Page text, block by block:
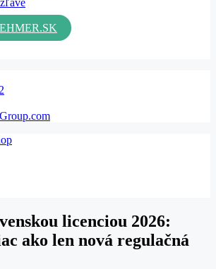
licenciou 2026:
ako len nová regulačná